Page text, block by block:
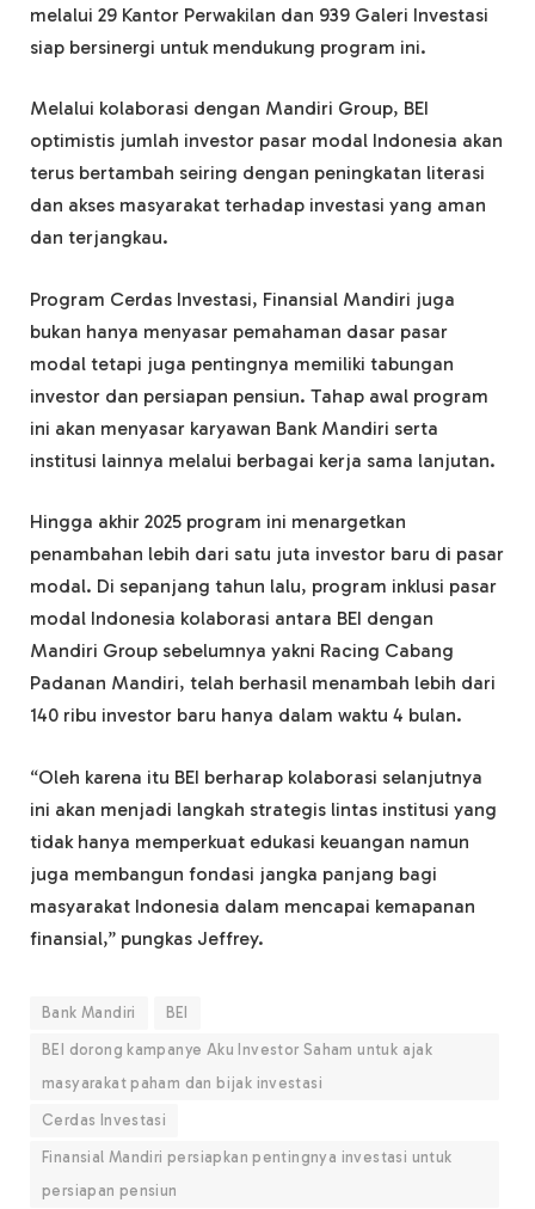
melalui 29 Kantor Perwakilan dan 939 Galeri Investasi
siap bersinergi untuk mendukung program ini.
Melalui kolaborasi dengan Mandiri Group, BEI
optimistis jumlah investor pasar modal Indonesia akan
terus bertambah seiring dengan peningkatan literasi
dan akses masyarakat terhadap investasi yang aman
dan terjangkau.
Program Cerdas Investasi, Finansial Mandiri juga
bukan hanya menyasar pemahaman dasar pasar
modal tetapi juga pentingnya memiliki tabungan
investor dan persiapan pensiun. Tahap awal program
ini akan menyasar karyawan Bank Mandiri serta
institusi lainnya melalui berbagai kerja sama lanjutan.
Hingga akhir 2025 program ini menargetkan
penambahan lebih dari satu juta investor baru di pasar
modal. Di sepanjang tahun lalu, program inklusi pasar
modal Indonesia kolaborasi antara BEI dengan
Mandiri Group sebelumnya yakni Racing Cabang
Padanan Mandiri, telah berhasil menambah lebih dari
140 ribu investor baru hanya dalam waktu 4 bulan.
“Oleh karena itu BEI berharap kolaborasi selanjutnya
ini akan menjadi langkah strategis lintas institusi yang
tidak hanya memperkuat edukasi keuangan namun
juga membangun fondasi jangka panjang bagi
masyarakat Indonesia dalam mencapai kemapanan
finansial,” pungkas Jeffrey.
Bank Mandiri BEI
BEI dorong kampanye Aku Investor Saham untuk ajak
masyarakat paham dan bijak investasi
Cerdas Investasi
Finansial Mandiri persiapkan pentingnya investasi untuk
persiapan pensiun